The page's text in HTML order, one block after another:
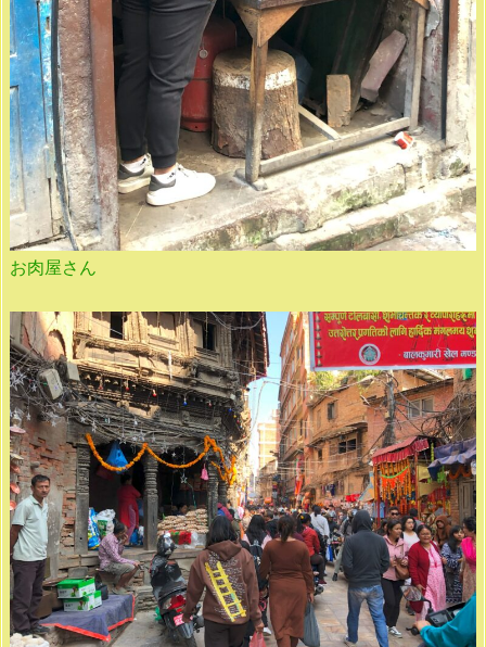
お肉屋さん